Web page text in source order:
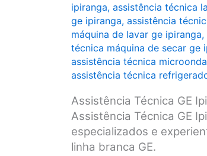
ipiranga, assistência técnica
ge ipiranga, assistência
máquina de lavar ge ipiranga,
técnica máquina de secar ge
assistência técnica
assistência técnica
Assistência Técnica GE
Assistência Técnica GE
especializados e
linha branca GE.